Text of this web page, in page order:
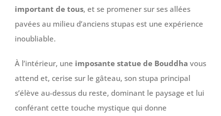
important de tous, et se promener sur ses allées
pavées au milieu d’anciens stupas est une expérience
inoubliable.
À l’intérieur, une imposante statue de Bouddha vous
attend et, cerise sur le gâteau, son stupa principal
s’élève au-dessus du reste, dominant le paysage et lui
conférant cette touche mystique qui donne